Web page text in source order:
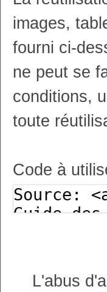
images,
fourni ci-
ne peut se
conditions,
toute
Code à
L'abus